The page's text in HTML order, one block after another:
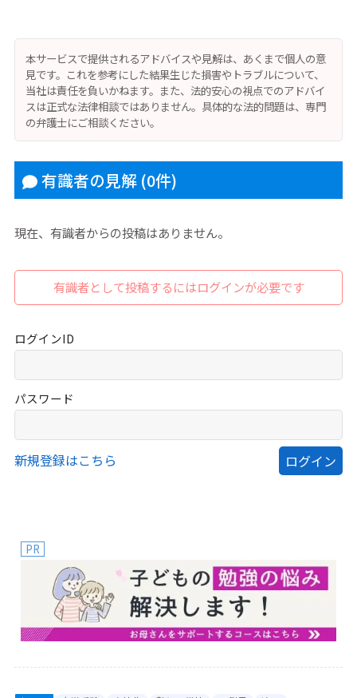
本サービスで提供されるアドバイスや見解は、あくまで個人の意
見です。これを参考にした結果生じた損害やトラブルについて、
当社は責任を負いかねます。また、法的安心の視点でのアドバイ
スは正式な法律相談ではありません。具体的な法的問題は、専門
の弁護士にご相談ください。
有識者の見解 (0件)
現在、有識者からの投稿はありません。
有識者として投稿するにはログインが必要です
ログインID
パスワード
新規登録はこちら
PR